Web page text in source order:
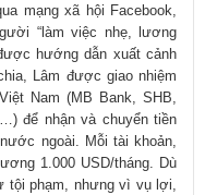
mạng xã hội Facebook,
“làm việc nhẹ, lương
hướng dẫn xuất cảnh
Lâm được giao nhiệm
Nam (MB Bank, SHB,
để nhận và chuyển tiền
ngoài. Mỗi tài khoản,
1.000 USD/tháng. Dù
tội phạm, nhưng vì vụ lợi,